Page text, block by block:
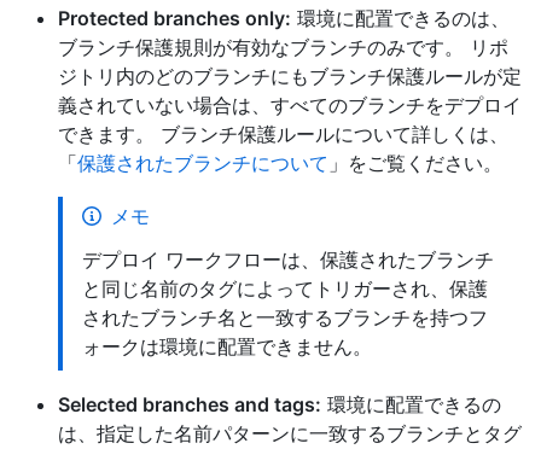
Protected branches only: 環境に配置できるのは、
ブランチ保護規則が有効なブランチのみです。 リポ
ジトリ内のどのブランチにもブランチ保護ルールが定
義されていない場合は、すべてのブランチをデプロイ
できます。 ブランチ保護ルールについて詳しくは、
「保護されたブランチについて 」をご覧ください。
メモ
デプロイ ワークフローは、保護されたブランチ
と同じ名前のタグによってトリガーされ、保護
されたブランチ名と一致するブランチを持つフ
ォークは環境に配置できません。
Selected branches and tags: 環境に配置できるの
は、指定した名前パターンに一致するブランチとタグ